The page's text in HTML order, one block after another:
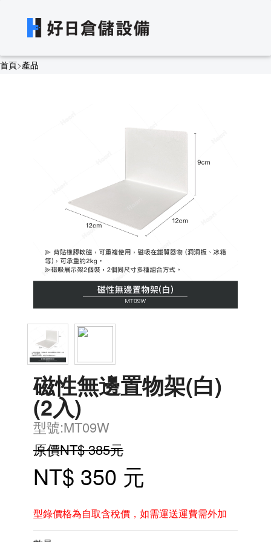
首頁>產品
磁性無邊置物架(白)
(2入)
型號:MT09W
原價NT$ 385元
NT$ 350 元
型錄價格為自取含稅價，如需運送運費需外加